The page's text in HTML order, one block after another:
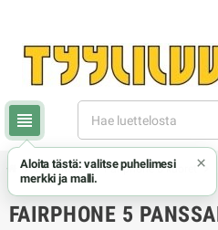
view_headline
chevron_rightFairphonechevron_rightFairphone 5 kuoret chevron_right
FAIRPHONE 5
Aloita tästä: valitse puhelimesi
merkki ja malli.
×